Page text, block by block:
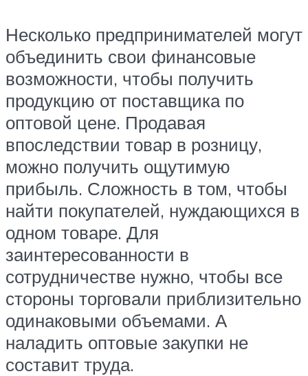
Несколько предпринимателей могут
объединить свои финансовые
возможности, чтобы получить
продукцию от поставщика по
оптовой цене. Продавая
впоследствии товар в розницу,
можно получить ощутимую
прибыль. Сложность в том, чтобы
найти покупателей, нуждающихся в
одном товаре. Для
заинтересованности в
сотрудничестве нужно, чтобы все
стороны торговали приблизительно
одинаковыми объемами. А
наладить оптовые закупки не
составит труда.